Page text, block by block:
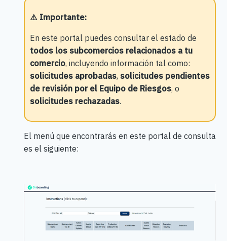
⚠️ Importante:
En este portal puedes consultar el estado de
todos los subcomercios relacionados a tu
comercio, incluyendo información tal como:
solicitudes aprobadas, solicitudes pendientes
de revisión por el Equipo de Riesgos, o
solicitudes rechazadas.
El menú que encontrarás en este portal de consulta
es el siguiente: